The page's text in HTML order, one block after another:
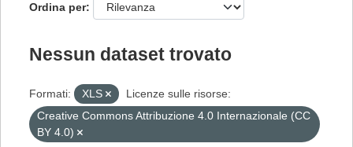
Ordina per
Nessun dataset trovato
Formati: XLS
Licenze sulle risorse:
Creative Commons Attribuzione 4.0 Internazionale (CC
BY 4.0)